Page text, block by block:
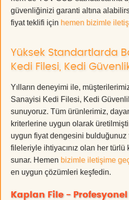
güvenliğinizi garanti altına
fiyat teklifi için hemen bizimle
Yüksek Standartlarda
Kedi Filesi, Kedi
Yılların deneyimi ile,
Sanayisi Kedi Filesi, Kedi
sunuyoruz. Tüm ürünlerimiz,
kriterlerine uygun olarak
uygun fiyat dengesini bulduğunuz
fileleriyle ihtiyacınız olan her türlü
sunar. Hemen bizimle iletişime
en uygun çözümleri keşfedin.
Kaplan File -